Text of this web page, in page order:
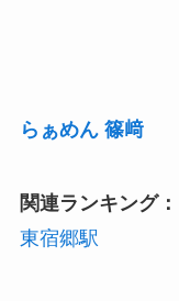
らぁめん 篠﨑
関連ランキング：
東宿郷駅